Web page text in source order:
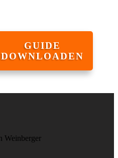
GUIDE
DOWNLOADEN